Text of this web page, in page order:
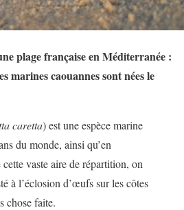
plage française en Méditerranée :
marines caouannes sont nées le
caretta) est une espèce marine
du monde, ainsi qu’en
vaste aire de répartition, on
à l’éclosion d’œufs sur les côtes
chose faite.